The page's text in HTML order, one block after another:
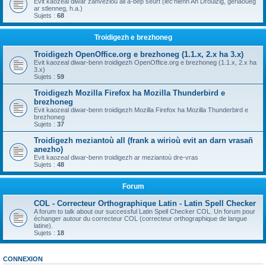
ar stlenneg, h.a.)
Sujets : 68
Troidigezh e brezhoneg
Troidigezh OpenOffice.org e brezhoneg (1.1.x, 2.x ha 3.x)
Evit kaozeal diwar-benn troidigezh OpenOffice.org e brezhoneg (1.1.x, 2.x ha
3.x)
Sujets : 59
Troidigezh Mozilla Firefox ha Mozilla Thunderbird e
brezhoneg
Evit kaozeal diwar-benn troidigezh Mozilla Firefox ha Mozilla Thunderbird e
brezhoneg
Sujets : 37
Troidigezh meziantoù all (frank a wirioù evit an darn vrasañ
anezho)
Evit kaozeal diwar-benn troidigezh ar meziantoù dre-vras
Sujets : 48
Forum
COL - Correcteur Orthographique Latin - Latin Spell Checker
A forum to talk about our successful Latin Spell Checker COL. Un forum pour
échanger autour du correcteur COL (correcteur orthographique de langue
latine).
Sujets : 18
CONNEXION